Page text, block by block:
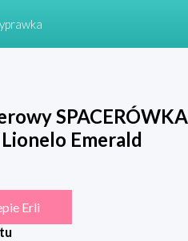
Emerald
Erli